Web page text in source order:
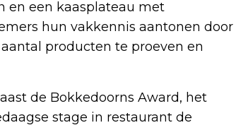
en een kaasplateau met
hun vakkennis aantonen door
producten te proeven en
de Bokkedoorns Award, het
stage in restaurant de